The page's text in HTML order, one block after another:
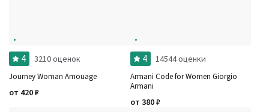
4 3210 оценок
Journey Woman Amouage
от 420₽
4 14544 оценки
Armani Code for Women Giorgio
Armani
от 380₽